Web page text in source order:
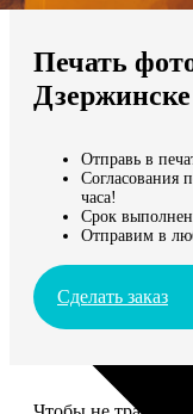
Мы доставляем по
Продолжить без
Печать
Дзержинске
Отправь в
Согласования
часа!
Срок
Отправим в
Сделать заказ